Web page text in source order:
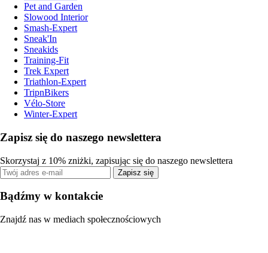
Pet and Garden
Slowood Interior
Smash-Expert
Sneak'In
Sneakids
Training-Fit
Trek Expert
Triathlon-Expert
TripnBikers
Vélo-Store
Winter-Expert
Zapisz się do naszego newslettera
Skorzystaj z 10% zniżki, zapisując się do naszego newslettera
Zapisz się
Bądźmy w kontakcie
Znajdź nas w mediach społecznościowych